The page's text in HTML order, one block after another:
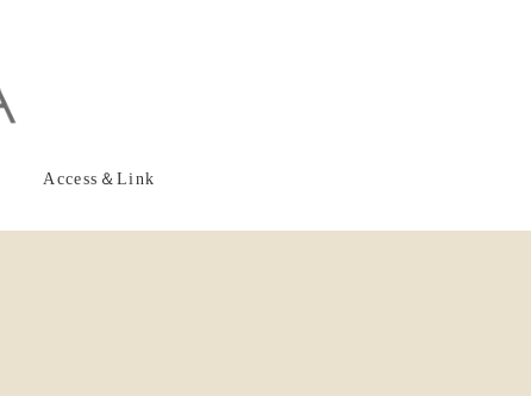
Access＆Link